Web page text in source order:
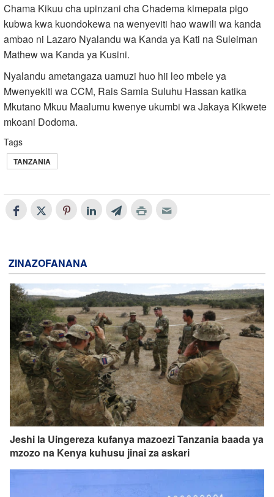
Chama Kikuu cha upinzani cha Chadema kimepata pigo
kubwa kwa kuondokewa na wenyeviti hao wawili wa kanda
ambao ni Lazaro Nyalandu wa Kanda ya Kati na Suleiman
Mathew wa Kanda ya Kusini.
Nyalandu ametangaza uamuzi huo hii leo mbele ya
Mwenyekiti wa CCM, Rais Samia Suluhu Hassan katika
Mkutano Mkuu Maalumu kwenye ukumbi wa Jakaya Kikwete
mkoani Dodoma.
Tags
TANZANIA
ZINAZOFANANA
Jeshi la Uingereza kufanya mazoezi Tanzania baada ya
mzozo na Kenya kuhusu jinai za askari